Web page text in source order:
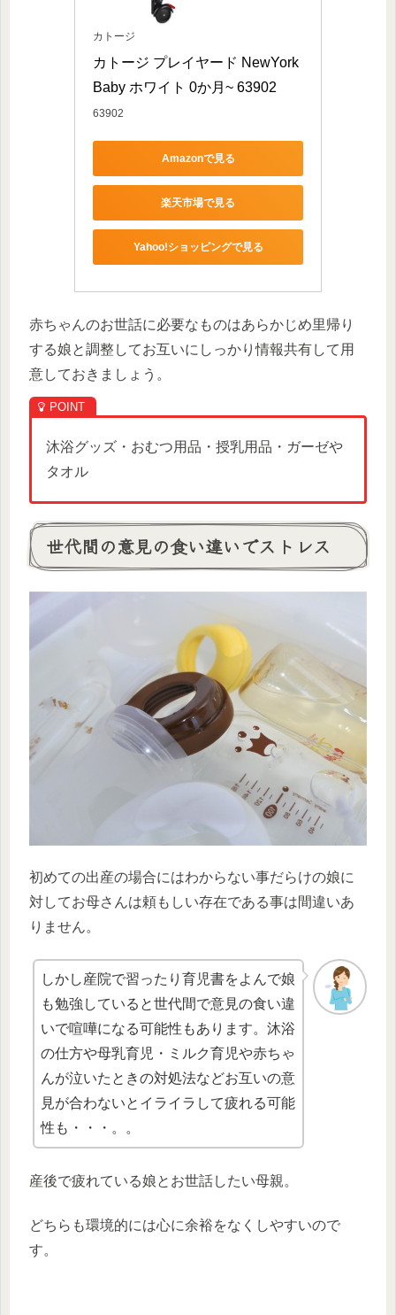
カトージ
カトージ プレイヤード NewYork
Baby ホワイト 0か月~ 63902
63902
Amazonで見る
楽天市場で見る
Yahoo!ショッピングで見る
赤ちゃんのお世話に必要なものはあらかじめ里帰り
する娘と調整してお互いにしっかり情報共有して用
意しておきましょう。
沐浴グッズ・おむつ用品・授乳用品・ガーゼや
タオル
世代間の意見の食い違いでストレス
初めての出産の場合にはわからない事だらけの娘に
対してお母さんは頼もしい存在である事は間違いあ
りません。
しかし産院で習ったり育児書をよんで娘
も勉強していると世代間で意見の食い違
いで喧嘩になる可能性もあります。沐浴
の仕方や母乳育児・ミルク育児や赤ちゃ
んが泣いたときの対処法などお互いの意
見が合わないとイライラして疲れる可能
性も・・・。。
産後で疲れている娘とお世話したい母親。
どちらも環境的には心に余裕をなくしやすいので
す。